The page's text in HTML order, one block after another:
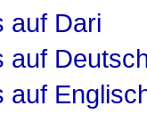
auf Dari
auf
auf